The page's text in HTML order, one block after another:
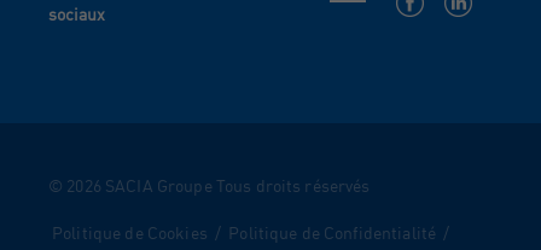
sociaux
© 2026 SACIA Groupe Tous droits réservés
Politique de Cookies / Politique de Confidentialité /